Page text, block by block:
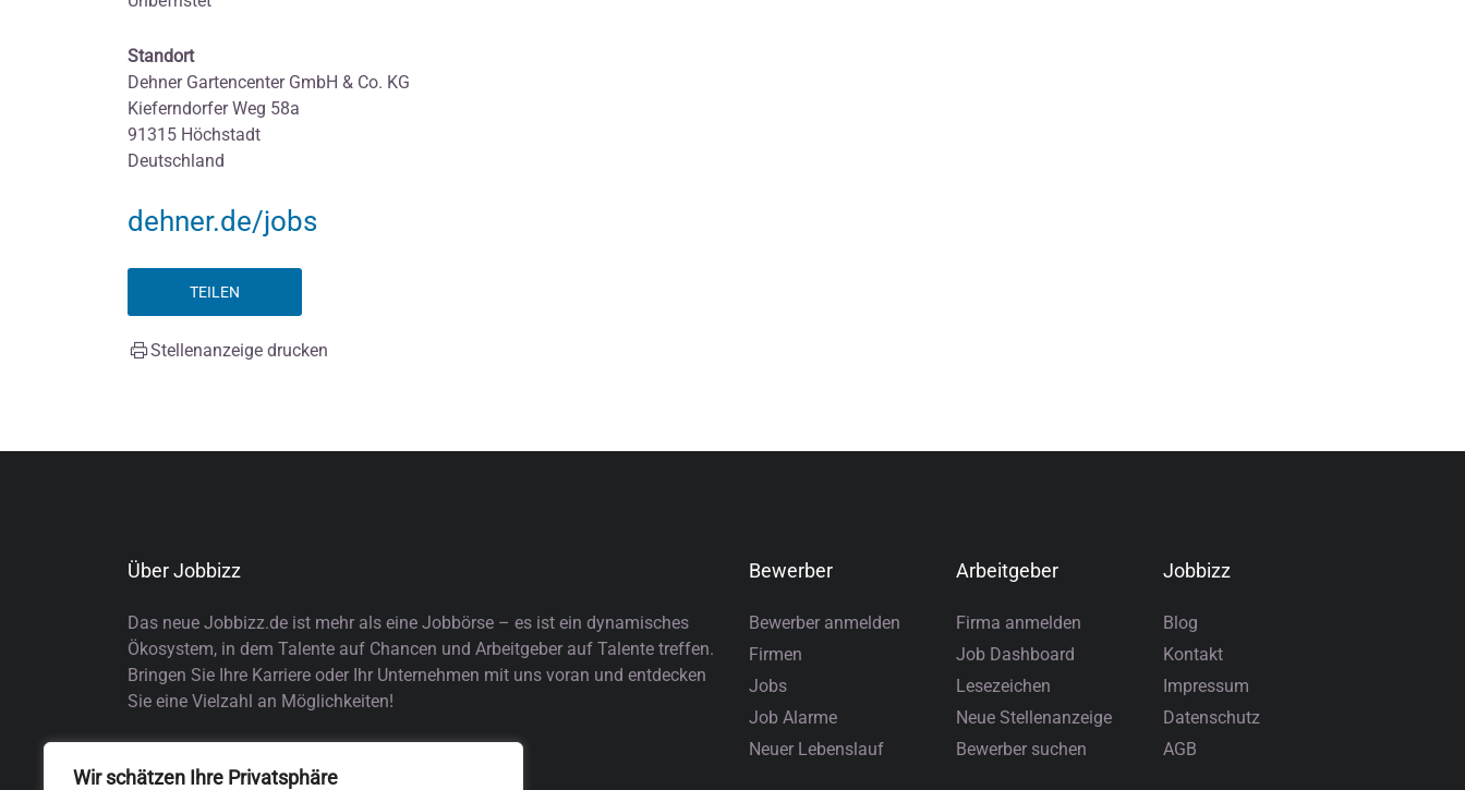
Wir schätzen Ihre Privatsphäre
Standort
Dehner Gartencenter GmbH & Co. KG
Kieferndorfer Weg 58a
91315 Höchstadt
Deutschland
dehner.de/jobs
TEILEN
Stellenanzeige drucken
Über Jobbizz
Das neue Jobbizz.de ist mehr als eine Jobbörse – es ist ein dynamisches
Ökosystem, in dem Talente auf Chancen und Arbeitgeber auf Talente treffen.
Bringen Sie Ihre Karriere oder Ihr Unternehmen mit uns voran und entdecken
Sie eine Vielzahl an Möglichkeiten!
Bewerber
Bewerber anmelden
Firmen
Jobs
Job Alarme
Neuer Lebenslauf
Arbeitgeber
Firma anmelden
Job Dashboard
Lesezeichen
Neue Stellenanzeige
Bewerber suchen
Jobbizz
Blog
Kontakt
Impressum
Datenschutz
AGB